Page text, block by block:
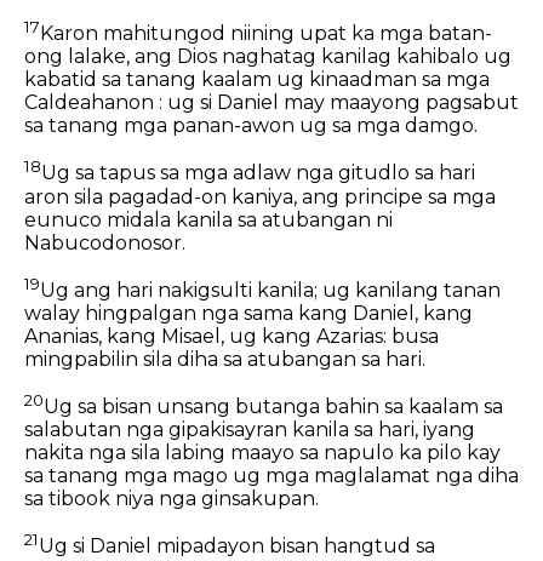
17 Karon mahitungod niining upat ka mga batan-
ong lalake, ang Dios naghatag kanilag kahibalo ug
kabatid sa tanang kaalam ug kinaadman sa mga
Caldeahanon : ug si Daniel may maayong pagsabut
sa tanang mga panan-awon ug sa mga damgo.
18Ug sa tapus sa mga adlaw nga gitudlo sa hari
aron sila pagadad-on kaniya, ang principe sa mga
eunuco midala kanila sa atubangan ni
Nabucodonosor.
19Ug ang hari nakigsulti kanila; ug kanilang tanan
walay hingpalgan nga sama kang Daniel, kang
Ananias, kang Misael, ug kang Azarias: busa
mingpabilin sila diha sa atubangan sa hari.
20Ug sa bisan unsang butanga bahin sa kaalam sa
salabutan nga gipakisayran kanila sa hari, iyang
nakita nga sila labing maayo sa napulo ka pilo kay
sa tanang mga mago ug mga maglalamat nga diha
sa tibook niya nga ginsakupan.
21Ug si Daniel mipadayon bisan hangtud sa